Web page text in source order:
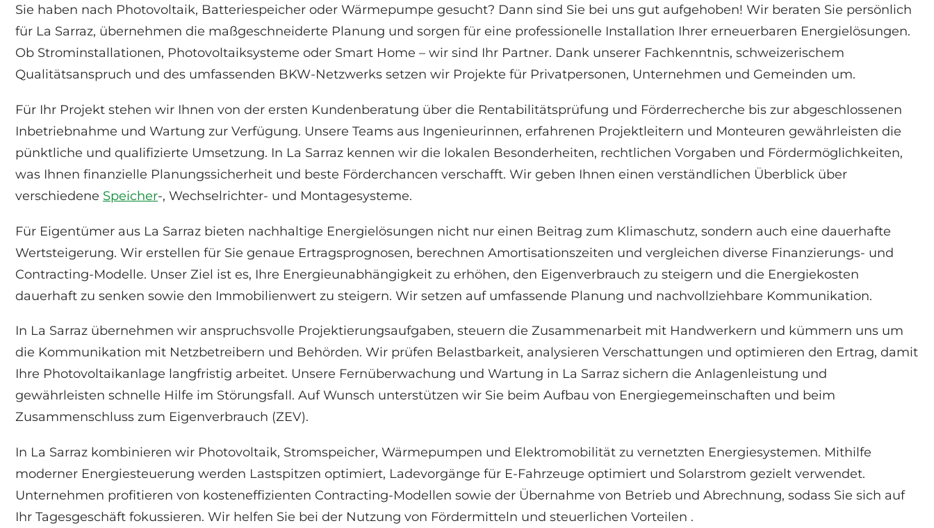
Sie haben nach Photovoltaik, Batteriespeicher oder Wärmepumpe gesucht? Dann sind Sie bei uns gut aufgehoben! Wir beraten Sie persönlich
für La Sarraz, übernehmen die maßgeschneiderte Planung und sorgen für eine professionelle Installation Ihrer erneuerbaren Energielösungen.
Ob Strominstallationen, Photovoltaiksysteme oder Smart Home – wir sind Ihr Partner. Dank unserer Fachkenntnis, schweizerischem
Qualitätsanspruch und des umfassenden BKW-Netzwerks setzen wir Projekte für Privatpersonen, Unternehmen und Gemeinden um.
Für Ihr Projekt stehen wir Ihnen von der ersten Kundenberatung über die Rentabilitätsprüfung und Förderrecherche bis zur abgeschlossenen
Inbetriebnahme und Wartung zur Verfügung. Unsere Teams aus Ingenieurinnen, erfahrenen Projektleitern und Monteuren gewährleisten die
pünktliche und qualifizierte Umsetzung. In La Sarraz kennen wir die lokalen Besonderheiten, rechtlichen Vorgaben und Fördermöglichkeiten,
was Ihnen finanzielle Planungssicherheit und beste Förderchancen verschafft. Wir geben Ihnen einen verständlichen Überblick über
verschiedene Speicher-, Wechselrichter- und Montagesysteme.
Für Eigentümer aus La Sarraz bieten nachhaltige Energielösungen nicht nur einen Beitrag zum Klimaschutz, sondern auch eine dauerhafte
Wertsteigerung. Wir erstellen für Sie genaue Ertragsprognosen, berechnen Amortisationszeiten und vergleichen diverse Finanzierungs- und
Contracting-Modelle. Unser Ziel ist es, Ihre Energieunabhängigkeit zu erhöhen, den Eigenverbrauch zu steigern und die Energiekosten
dauerhaft zu senken sowie den Immobilienwert zu steigern. Wir setzen auf umfassende Planung und nachvollziehbare Kommunikation.
In La Sarraz übernehmen wir anspruchsvolle Projektierungsaufgaben, steuern die Zusammenarbeit mit Handwerkern und kümmern uns um
die Kommunikation mit Netzbetreibern und Behörden. Wir prüfen Belastbarkeit, analysieren Verschattungen und optimieren den Ertrag, damit
Ihre Photovoltaikanlage langfristig arbeitet. Unsere Fernüberwachung und Wartung in La Sarraz sichern die Anlagenleistung und
gewährleisten schnelle Hilfe im Störungsfall. Auf Wunsch unterstützen wir Sie beim Aufbau von Energiegemeinschaften und beim
Zusammenschluss zum Eigenverbrauch (ZEV).
In La Sarraz kombinieren wir Photovoltaik, Stromspeicher, Wärmepumpen und Elektromobilität zu vernetzten Energiesystemen. Mithilfe
moderner Energiesteuerung werden Lastspitzen optimiert, Ladevorgänge für E-Fahrzeuge optimiert und Solarstrom gezielt verwendet.
Unternehmen profitieren von kosteneffizienten Contracting-Modellen sowie der Übernahme von Betrieb und Abrechnung, sodass Sie sich auf
Ihr Tagesgeschäft fokussieren. Wir helfen Sie bei der Nutzung von Fördermitteln und steuerlichen Vorteilen .